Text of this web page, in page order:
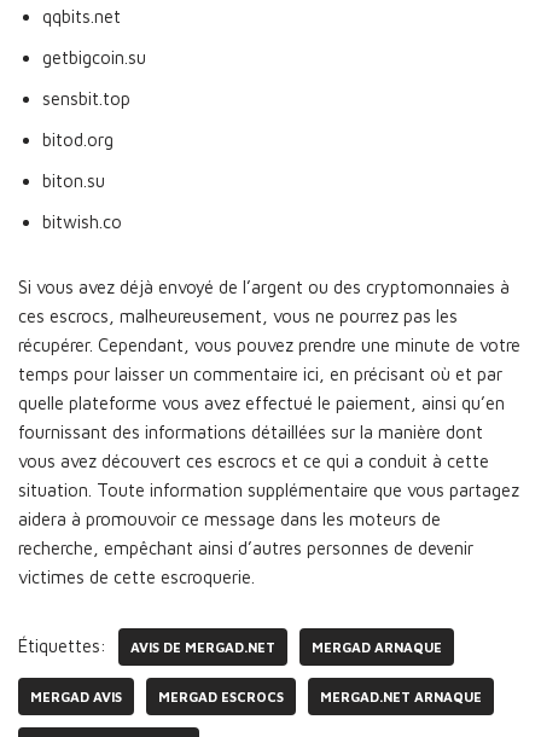
qqbits.net
getbigcoin.su
sensbit.top
bitod.org
biton.su
bitwish.co
Si vous avez déjà envoyé de l’argent ou des cryptomonnaies à
ces escrocs, malheureusement, vous ne pourrez pas les
récupérer. Cependant, vous pouvez prendre une minute de votre
temps pour laisser un commentaire ici, en précisant où et par
quelle plateforme vous avez effectué le paiement, ainsi qu’en
fournissant des informations détaillées sur la manière dont
vous avez découvert ces escrocs et ce qui a conduit à cette
situation. Toute information supplémentaire que vous partagez
aidera à promouvoir ce message dans les moteurs de
recherche, empêchant ainsi d’autres personnes de devenir
victimes de cette escroquerie.
Étiquettes: AVIS DE MERGAD.NET MERGAD ARNAQUE
MERGAD AVIS MERGAD ESCROCS MERGAD.NET ARNAQUE